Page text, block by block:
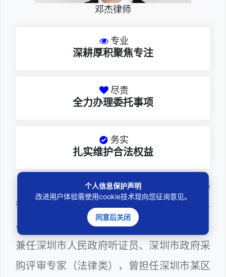
邓杰律师
专业
深耕厚积聚焦专注
尽责
全力办理委托事项
务实
扎实维护合法权益
邓杰律师，法律硕士，执业于北京市炜
衡（深圳）律师事务所，律师执业证号为14
403201810022100。邓杰律师现（或曾）
兼任深圳市人民政府听证员、深圳市政府采
购评审专家（法律类），曾担任深圳市某区
个人信息保护声明
改进用户体验需使用cookie技术现向您征询意见。
同意后关闭